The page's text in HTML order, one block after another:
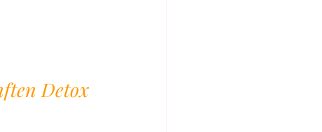
Detox